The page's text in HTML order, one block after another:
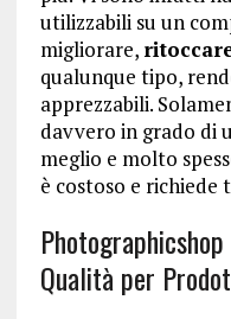
utilizzabili su un
migliorare,
qualunque tipo,
apprezzabili.
davvero in grado di
meglio e molto
è costoso e richiede
Qualità per